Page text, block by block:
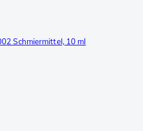
Schmiermittel, 10 ml